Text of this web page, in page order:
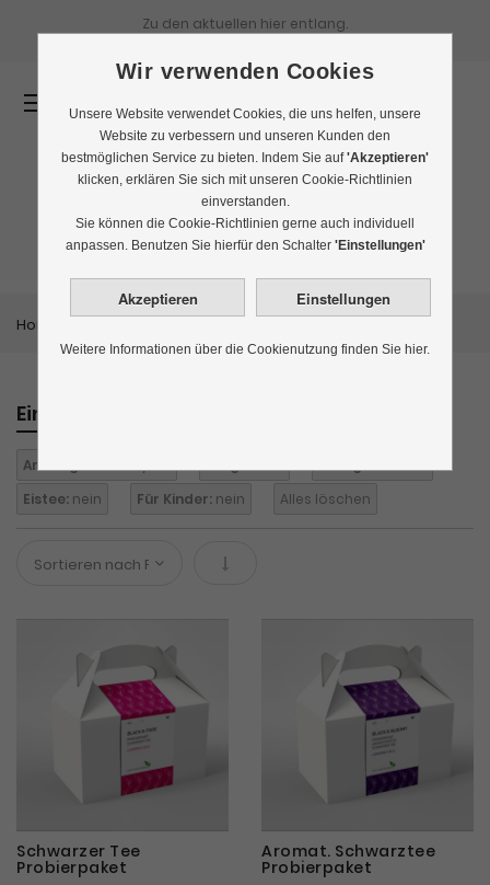
Zu den aktuellen hier entlang.
Tee-Probierpakete
Home
Einkaufen nach
Anbaugebiet:
Eistee: nein Für Kinder: nein Alles löschen
In absteigender Reihenfolge
Schwarzer Tee
Probierpaket
Aromat. Schwarztee
Probierpaket
Wir verwenden Cookies
Unsere Website verwendet Cookies, die uns helfen, unsere
Website zu verbessern und unseren Kunden den
bestmöglichen Service zu bieten. Indem Sie auf'Akzeptieren'
klicken, erklären Sie sich mit unseren Cookie-Richtlinien
einverstanden.
Sie können die Cookie-Richtlinien gerne auch individuell
anpassen. Benutzen Sie hierfür den Schalter 'Einstellungen'
Weitere Informationen über die Cookienutzung finden Sie hier.